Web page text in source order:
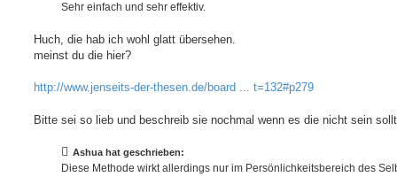
Sehr einfach und sehr effektiv.
Huch, die hab ich wohl glatt übersehen.
meinst du die hier?
http://www.jenseits-der-thesen.de/board ... t=132#p279
Bitte sei so lieb und beschreib sie nochmal wenn es die nicht sein
Ashua hat geschrieben:
Diese Methode wirkt allerdings nur im Persönlichkeitsbereich des